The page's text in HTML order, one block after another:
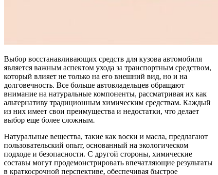
Выбор восстанавливающих средств для кузова автомобиля
является важным аспектом ухода за транспортным средством,
который влияет не только на его внешний вид, но и на
долговечность. Все больше автовладельцев обращают
внимание на натуральные компоненты, рассматривая их как
альтернативу традиционным химическим средствам. Каждый
из них имеет свои преимущества и недостатки, что делает
выбор еще более сложным.
Натуральные вещества, такие как воски и масла, предлагают
пользовательский опыт, основанный на экологическом
подходе и безопасности. С другой стороны, химические
составы могут продемонстрировать впечатляющие результаты
в краткосрочной перспективе, обеспечивая быстрое